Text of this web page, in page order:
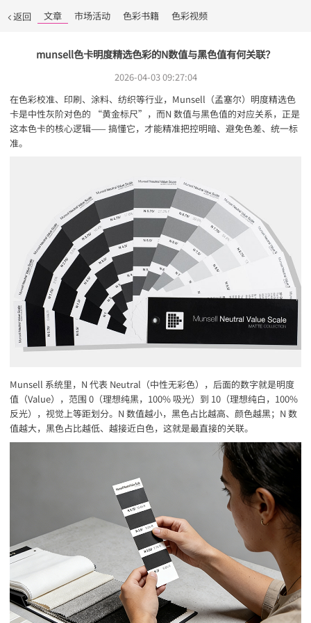
返回 文章 市场活动 色彩书籍 色彩视频
munsell色卡明度精选色彩的N数值与黑色值有何关联？
2026-04-03 09:27:04
在色彩校准、印刷、涂料、纺织等行业，Munsell（孟塞尔）明度精选色
卡是中性灰阶对色的 “黄金标尺”，而N 数值与黑色值的对应关系，正是
这本色卡的核心逻辑—— 搞懂它，才能精准把控明暗、避免色差、统一标
准。
Munsell 系统里，N 代表 Neutral（中性无彩色），后面的数字就是明度
值（Value），范围 0（理想纯黑，100% 吸光）到 10（理想纯白，100%
反光），视觉上等距划分。N 数值越小，黑色占比越高、颜色越黑；N 数
值越大，黑色占比越低、越接近白色，这就是最直接的关联。